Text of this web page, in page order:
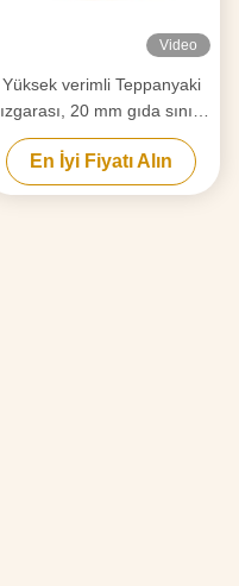
Video
Yüksek verimli Teppanyaki
ızgarası, 20 mm gıda sınıfı
alaşımlı çelik tezgahı ve akıllı
ısıtma
En İyi Fiyatı Alın